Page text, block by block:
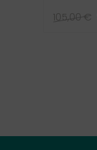
105,00 €